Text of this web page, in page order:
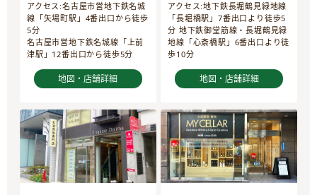
アクセス:名古屋市営地下鉄名城
線「矢場町駅」4番出口から徒歩
5分
名古屋市営地下鉄名城線「上前
津駅」12番出口から徒歩5分
地図・店舗詳細
アクセス:地下鉄長堀鶴見緑地線
「長堀橋駅」7番出口より徒歩5
分 地下鉄御堂筋線・長堀鶴見緑
地線「心斎橋駅」6番出口より徒
歩10分
地図・店舗詳細